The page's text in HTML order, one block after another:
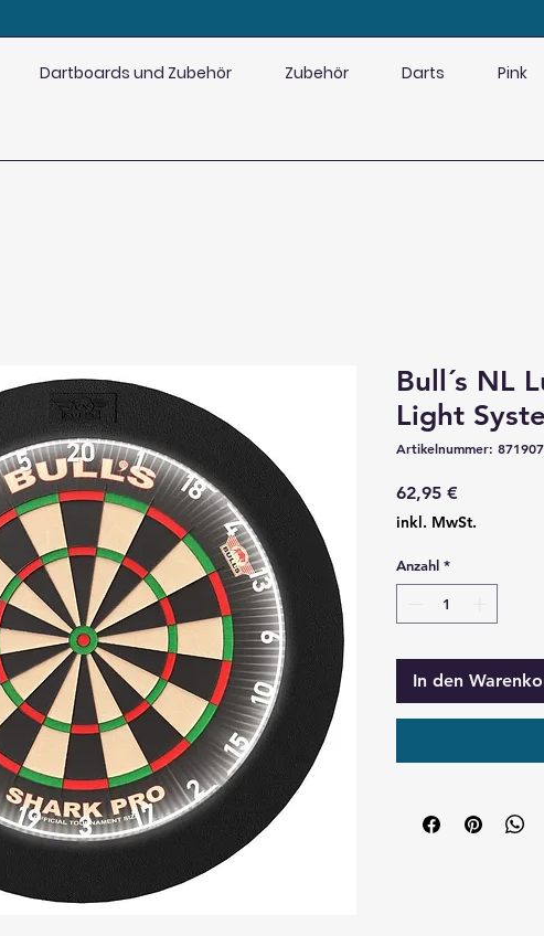
Dartboards und Zubehör Zubehör Darts Pink
Bull´s NL
Light
Artikelnummer:
62,95 €
inkl. MwSt.
Anzahl *
In den